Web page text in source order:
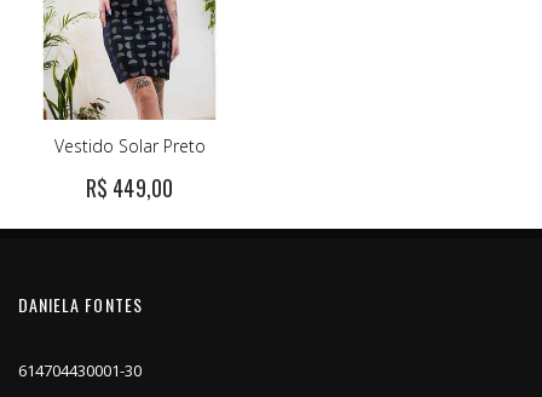
Vestido Solar Preto
R$ 449,00
DANIELA FONTES
614704430001-30